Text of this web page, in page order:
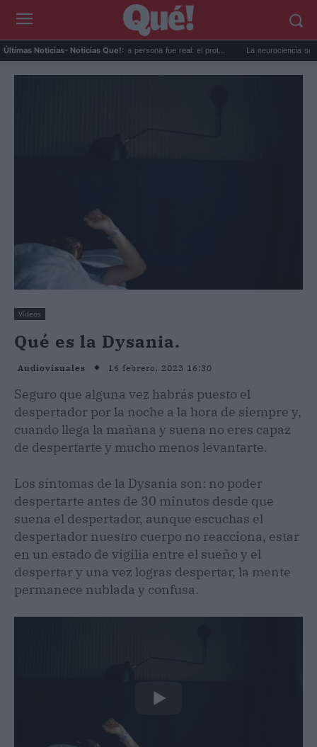
Últimas Noticias- Noticias Que!:
Demon's Souls en primera persona fue real: el prot... La neurociencia se rinde
Vídeos
Qué es la Dysania.
Audiovisuales 16 febrero, 2023 16:30
Seguro que alguna vez habrás puesto el
despertador por la noche a la hora de siempre y,
cuando llega la mañana y suena no eres capaz
de despertarte y mucho menos levantarte.
Los síntomas de la Dysania son: no poder
despertarte antes de 30 minutos desde que
suena el despertador, aunque escuchas el
despertador nuestro cuerpo no reacciona, estar
en un estado de vigilia entre el sueño y el
despertar y una vez logras despertar, la mente
permanece nublada y confusa.